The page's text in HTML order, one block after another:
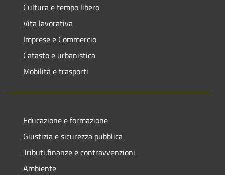
Cultura e tempo libero
Vita lavorativa
Imprese e Commercio
Catasto e urbanistica
Mobilità e trasporti
Educazione e formazione
Giustizia e sicurezza pubblica
Tributi,finanze e contravvenzioni
Ambiente